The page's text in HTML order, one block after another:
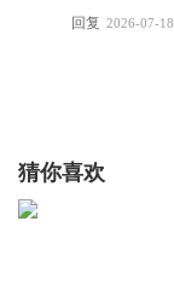
回复 2026-07-18
猜你喜欢